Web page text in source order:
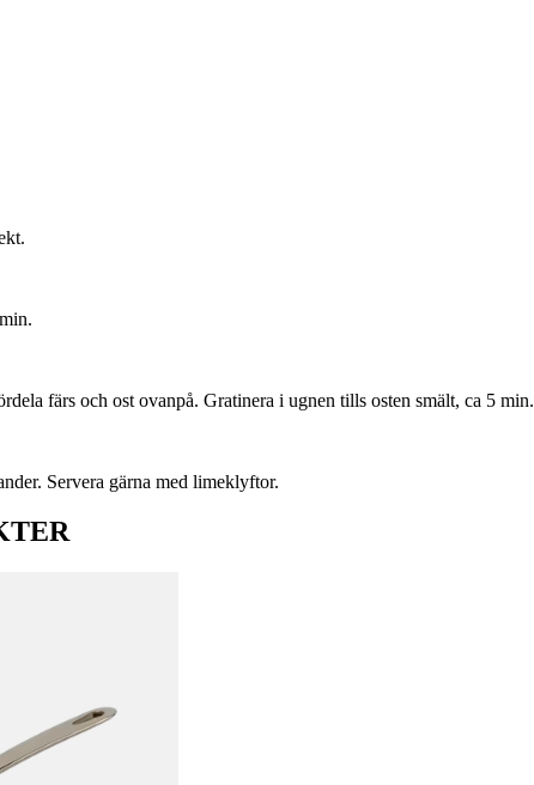
färs och ost ovanpå. Gratinera i ugnen tills osten smält, ca 5 min.
Servera gärna med limeklyftor.